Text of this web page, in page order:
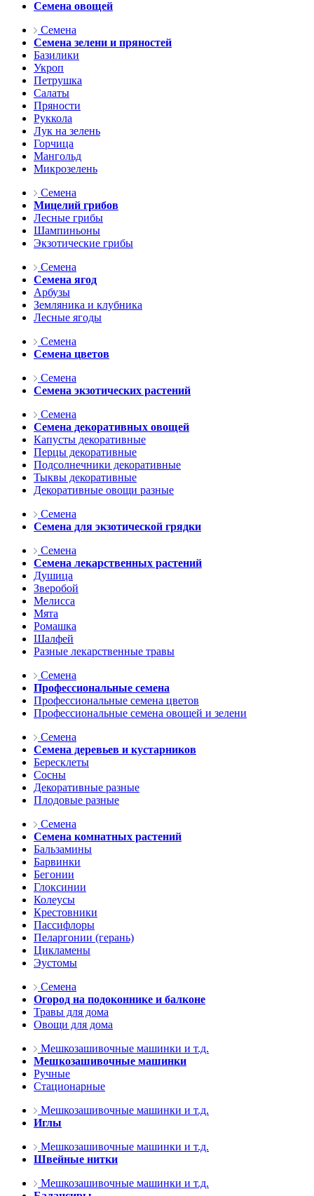
Семена овощей
Семена
Семена зелени и пряностей
Базилики
Укроп
Петрушка
Салаты
Пряности
Руккола
Лук на зелень
Горчица
Мангольд
Микрозелень
Семена
Мицелий грибов
Лесные грибы
Шампиньоны
Экзотические грибы
Семена
Семена ягод
Арбузы
Земляника и клубника
Лесные ягоды
Семена
Семена цветов
Семена
Семена экзотических растений
Семена
Семена декоративных овощей
Капусты декоративные
Перцы декоративные
Подсолнечники декоративные
Тыквы декоративные
Декоративные овощи разные
Семена
Семена для экзотической грядки
Семена
Семена лекарственных растений
Душица
Зверобой
Мелисса
Мята
Ромашка
Шалфей
Разные лекарственные травы
Семена
Профессиональные семена
Профессиональные семена цветов
Профессиональные семена овощей и зелени
Семена
Семена деревьев и кустарников
Бересклеты
Сосны
Декоративные разные
Плодовые разные
Семена
Семена комнатных растений
Бальзамины
Барвинки
Бегонии
Глоксинии
Колеусы
Крестовники
Пассифлоры
Пеларгонии (герань)
Цикламены
Эустомы
Семена
Огород на подоконнике и балконе
Травы для дома
Овощи для дома
Мешкозашивочные машинки и т.д.
Мешкозашивочные машинки
Ручные
Стационарные
Мешкозашивочные машинки и т.д.
Иглы
Мешкозашивочные машинки и т.д.
Швейные нитки
Мешкозашивочные машинки и т.д.